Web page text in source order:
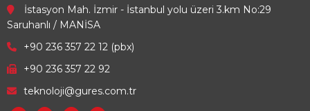
İstasyon Mah. İzmir - İstanbul yolu üzeri 3.km No:29
Saruhanlı / MANİSA
+90 236 357 22 12 (pbx)
+90 236 357 22 92
teknoloji@gures.com.tr